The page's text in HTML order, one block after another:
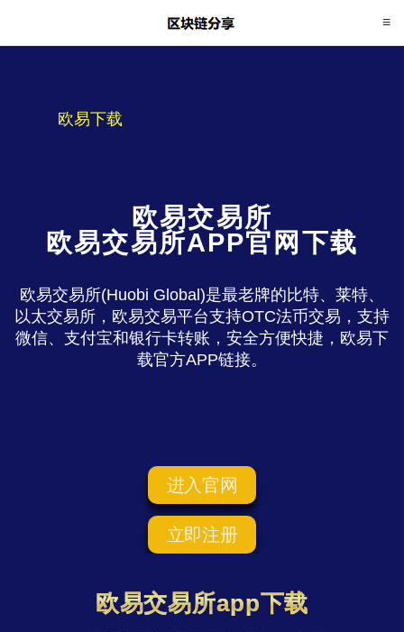
欧易下载
欧易交易所
欧易交易所APP官网下载
欧易交易所(Huobi Global)是最老牌的比特、莱特、
以太交易所，欧易交易平台支持OTC法币交易，支持
微信、支付宝和银行卡转账，安全方便快捷，欧易下
载官方APP链接。
进入官网
立即注册
欧易交易所app下载